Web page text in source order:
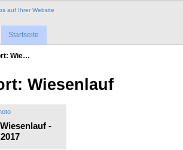
Startseite
Wie…
Wiesenlauf
-